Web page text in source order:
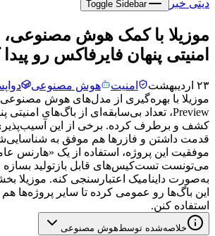
دیتی خبر Toggle Sidebar
‏موزیلا با کمک هوش مصنوعی،
امنیتی پنهان فایرفاکس رو
۲۳ اردیبهشت امنیت هوش مصنوعی
موزیلا با بهره‌گیری از مدل‌های هوش مصنوعی
Preview، تعداد بی‌سابقه‌ای از باگ‌های امنیتی
کشف و برطرف کرده. برخی از این
قدمت داشتن و فازرها هم موفق به
موفقیت این پروژه، استفاده از یک «هارنس
می‌تونست تست‌کیس‌های قابل بازتولید بسازه
به‌صورت داینامیک اعتبارسنجی کنه. موزیلا
این باگ‌ها رو عمومی کرده تا سایر پروژه‌ها هم
استفاده کنن.
خلاصه‌شده توسطهوش مصنوعی